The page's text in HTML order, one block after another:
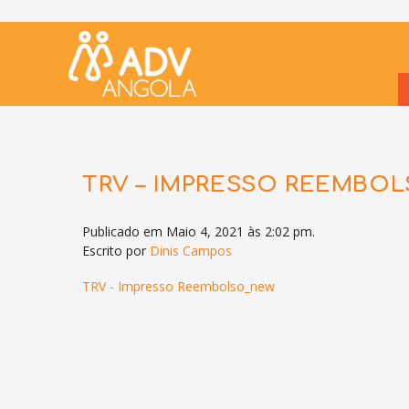
TRV – IMPRESSO
Publicado em Maio 4, 2021 às 2:02 pm.
Escrito por Dinis Campos
TRV - Impresso Reembolso_new